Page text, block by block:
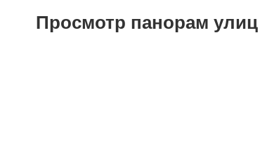
Просмотр панорам улиц